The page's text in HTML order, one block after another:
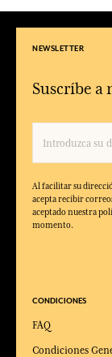
NEWSLETTER
Suscríbe a
Al facilitar su
acepta recibir
aceptado nuestra
momento.
CONDICIONES
FAQ
Condiciones